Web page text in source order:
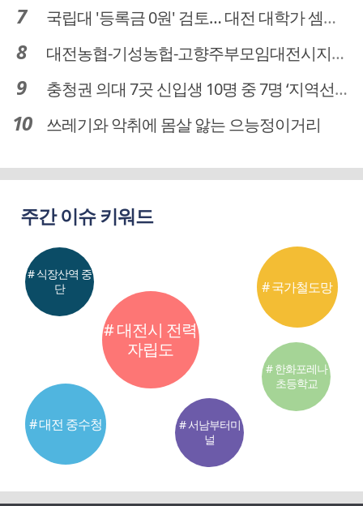
국립대 '등록금 0원' 검토… 대전 대학가 셈법 복잡
대전농협-기성농헙-고향주부모임대전시지회, 이심점심 중식지원 봉사활동
충청권 의대 7곳 신입생 10명 중 7명 ‘지역선발’… 대전도 69.7%
쓰레기와 악취에 몸살 앓는 으능정이거리
주간 이슈 키워드
# 대전시 전력
자립도
# 대전 중수청
# 국가철도망
# 식장산역 중
단
# 서남부터미
널
# 한화포레나
초등학교